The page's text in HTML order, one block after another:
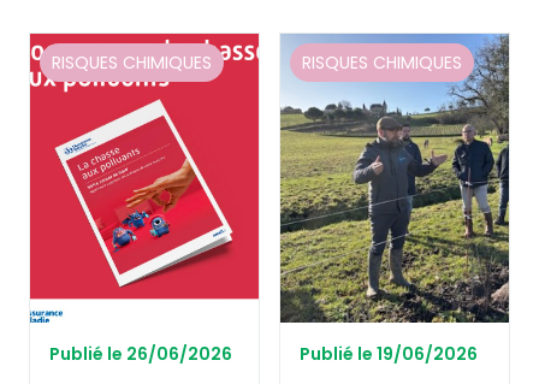
RISQUES CHIMIQUES
Publié le 26/06/2026
RISQUES CHIMIQUES
Publié le 19/06/2026